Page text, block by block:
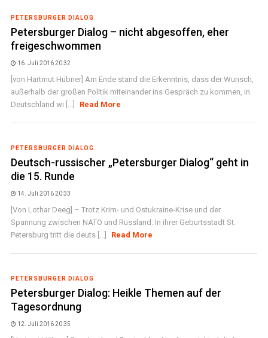
PETERSBURGER DIALOG
Petersburger Dialog – nicht abgesoffen, eher
freigeschwommen
16. Juli 2016 20:32
[von Hartmut Hübner] Am Ende stand die Erkenntnis, dass der Wunsch,
außerhalb der großen Politik miteinander ins Gespräch zu kommen, in
Deutschland wi [...]
Read More
PETERSBURGER DIALOG
Deutsch-russischer „Petersburger Dialog“ geht in
die 15. Runde
14. Juli 2016 20:33
[Von Lothar Deeg] – Trotz Krim- und Ostukraine-Krise und der
Spannung zwischen NATO und Russland: In ihrer Geburtsstadt St.
Petersburg tritt die deuts [...]
Read More
PETERSBURGER DIALOG
Petersburger Dialog: Heikle Themen auf der
Tagesordnung
12. Juli 2016 20:35